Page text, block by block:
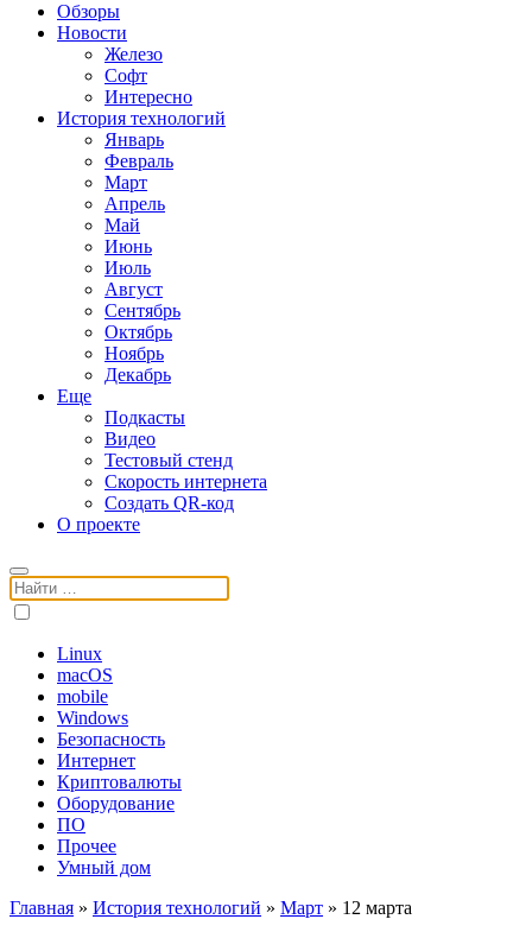
Обзоры
Новости
Железо
Софт
Интересно
История технологий
Январь
Февраль
Март
Апрель
Май
Июнь
Июль
Август
Сентябрь
Октябрь
Ноябрь
Декабрь
Еще
Подкасты
Видео
Тестовый стенд
Скорость интернета
Создать QR-код
О проекте
Поиск:
Linux
macOS
mobile
Windows
Безопасность
Интернет
Криптовалюты
Оборудование
ПО
Прочее
Умный дом
Главная » История технологий » Март » 12 марта